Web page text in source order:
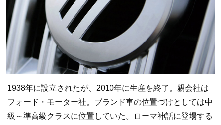
1938年に設立されたが、2010年に生産を終了。親会社は
フォード・モーター社。ブランド車の位置づけとしては中
級～準高級クラスに位置していた。ローマ神話に登場する